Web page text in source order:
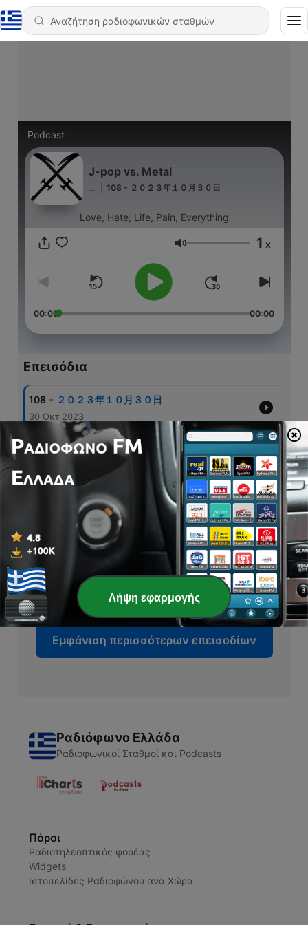
Podcast
J-pop vs. Metal
108 - ２０２３年１０月３０日
Love, Hate, Life, Pain, Everything
Ένταση 1 x
00:00 00:00
Επεισόδια
108 - ２０２３年１０月３０日
30 Οκτ 2023
107 - ２０２３年１０月２３日
106 - ２０２３年９月２５日
25 Σεπ 2023
105 ２０２３年７月２４日
24 Ιούλ 2023
104 ２０２３年７月２３日
17 Ιούλ 2023
Εμφάνιση περισσότερων επεισοδίων
Ραδιόφωνο Ελλάδα
Ραδιοφωνικοί Σταθμοί και Podcasts
Πόροι
Ραδιοτηλεοπτικός φορέας
Widgets
Ιστοσελίδες Ραδιοφώνου ανά Χώρα
Λήψη εφαρμογής